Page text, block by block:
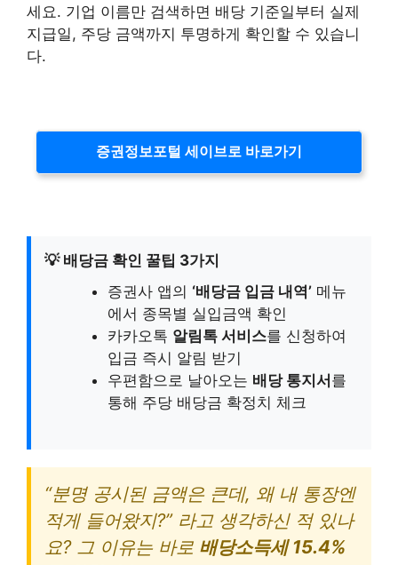
세요. 기업 이름만 검색하면 배당 기준일부터 실제
지급일, 주당 금액까지 투명하게 확인할 수 있습니
다.
증권정보포털 세이브로 바로가기
💡 배당금 확인 꿀팁 3가지
증권사 앱의 ‘배당금 입금 내역’ 메뉴
에서 종목별 실입금액 확인
카카오톡 알림톡 서비스를 신청하여
입금 즉시 알림 받기
우편함으로 날아오는 배당 통지서를
통해 주당 배당금 확정치 체크
“분명 공시된 금액은 큰데, 왜 내 통장엔
적게 들어왔지?” 라고 생각하신 적 있나
요? 그 이유는 바로 배당소득세 15.4%